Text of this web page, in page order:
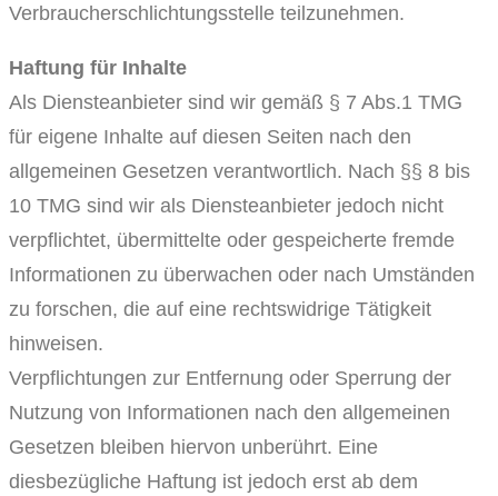
Verbraucherschlichtungsstelle teilzunehmen.
Haftung für Inhalte
Als Diensteanbieter sind wir gemäß § 7 Abs.1 TMG
für eigene Inhalte auf diesen Seiten nach den
allgemeinen Gesetzen verantwortlich. Nach §§ 8 bis
10 TMG sind wir als Diensteanbieter jedoch nicht
verpflichtet, übermittelte oder gespeicherte fremde
Informationen zu überwachen oder nach Umständen
zu forschen, die auf eine rechtswidrige Tätigkeit
hinweisen.
Verpflichtungen zur Entfernung oder Sperrung der
Nutzung von Informationen nach den allgemeinen
Gesetzen bleiben hiervon unberührt. Eine
diesbezügliche Haftung ist jedoch erst ab dem